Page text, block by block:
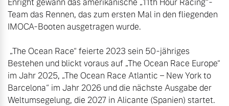
Enright gewann das amerikanische „11th Hour Racing“-
Team das Rennen, das zum ersten Mal in den fliegenden
IMOCA-Booten ausgetragen wurde.
Bestehen und blickt voraus auf „The Ocean Race Europe“
im Jahr 2025, „The Ocean Race Atlantic – New York to
Barcelona“ im Jahr 2026 und die nächste Ausgabe der
Weltumsegelung, die 2027 in Alicante (Spanien) startet.